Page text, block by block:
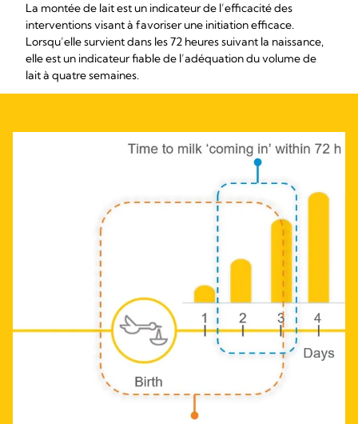
La montée de lait est un indicateur de l’efficacité des
interventions visant à favoriser une initiation efficace.
Lorsqu’elle survient dans les 72 heures suivant la naissance,
elle est un indicateur fiable de l’adéquation du volume de
lait à quatre semaines.